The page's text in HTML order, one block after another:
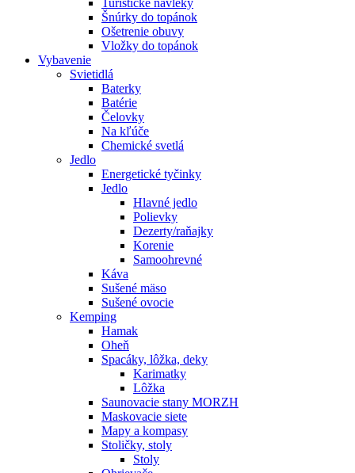
Šnúrky do topánok
Ošetrenie obuvy
Vložky do topánok
Vybavenie
Svietidlá
Baterky
Batérie
Čelovky
Na kľúče
Chemické svetlá
Jedlo
Energetické tyčinky
Jedlo
Hlavné jedlo
Polievky
Dezerty/raňajky
Korenie
Samoohrevné
Káva
Sušené mäso
Sušené ovocie
Kemping
Hamak
Oheň
Spacáky, lôžka, deky
Karimatky
Lôžka
Saunovacie stany MORZH
Maskovacie siete
Mapy a kompasy
Stoličky, stoly
Stoly